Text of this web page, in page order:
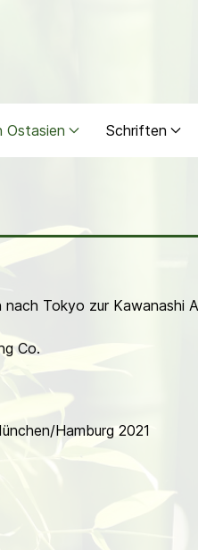
Ostasien Schriften
Tokyo zur Kawanashi
Co.
Hamburg 2021